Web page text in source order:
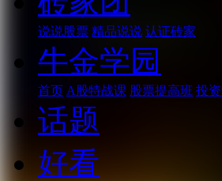
说说股票 精品说说 认证砖家
牛金学园
首页 A股特战课 股票提高班 投
话题
好看